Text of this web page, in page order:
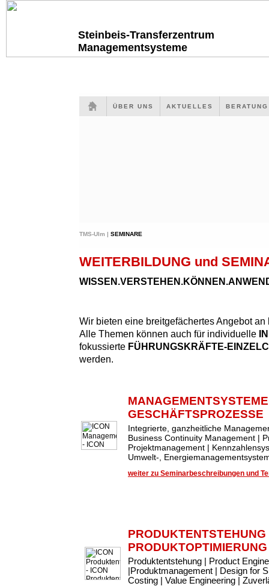
Steinbeis-Transferzentrum
Managementsysteme
ÜBER UNS AKTUELLES
TMS-Ulm | SEMINARE
WEITERBILDUNG und
Wir bieten eine breitgefächertes Angebot an
Alle Themen können auch für individuelle
fokussierte FÜHRUNGSKRÄFTE-
werden.
GESCHÄFTSPROZESSE
Integrierte, ganzheitliche
Business Continuity Management |
Projektmanagement |
Umwelt-,
weiter zu Seminarbeschreibungen und
PRODUKTENTSTEHUNG
PRODUKTOPTIMIERUNG
Produktentstehung | Product
|Produktmanagement | Design for
Costing | Value Engineering |